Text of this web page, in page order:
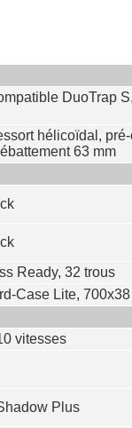
DuoTrap
hélicoïdal,
63 mm
Ready, 32 trous
Case Lite,
vitesses
Plus